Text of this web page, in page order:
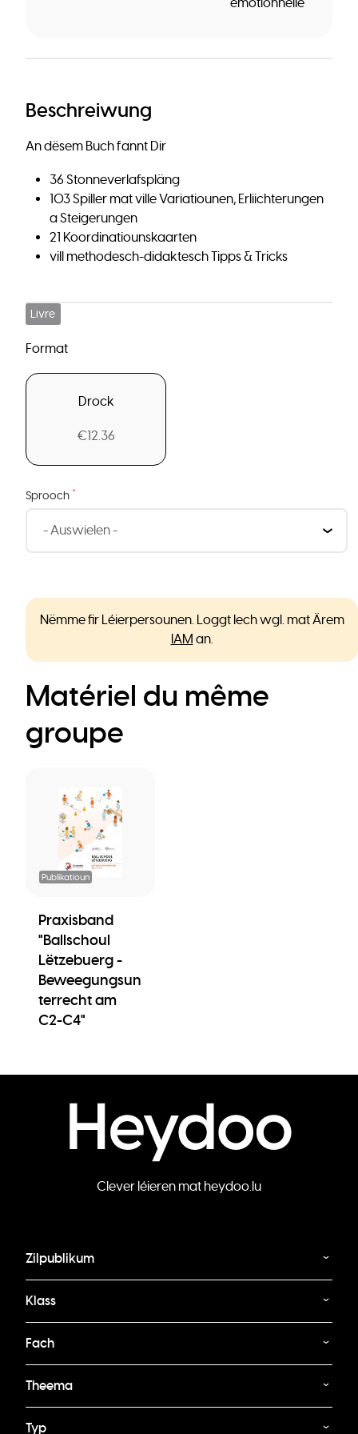
émotionnelle
Beschreiwung
An dësem Buch fannt Dir
36 Stonneverlafspläng
103 Spiller mat ville Variatiounen, Erliichterungen
a Steigerungen
21 Koordinatiounskaarten
vill methodesch-didaktesch Tipps & Tricks
Livre
Format
Drock
€12.36
Sprooch *
Nëmme fir Léierpersounen. Loggt Iech wgl. mat Ärem
IAM an.
Matériel du même
groupe
Publikatioun
Praxisband
"Ballschoul
Lëtzebuerg -
Beweegungsun
terrecht am
C2-C4"
Clever léieren mat heydoo.lu
Zilpublikum
Klass
Fach
Theema
Typ